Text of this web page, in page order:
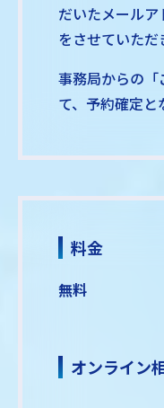
だいたメール
をさせていただ
事務局からの「
て、予約確定と
料金
無料
オンライン